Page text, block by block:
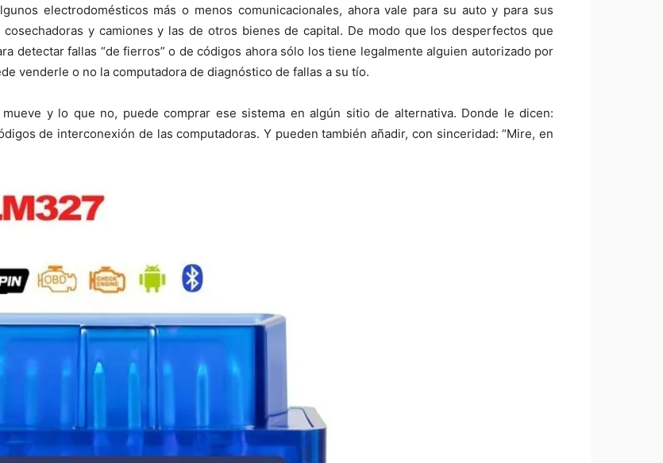
electrodomésticos más o menos comunicacionales, ahora vale para su auto y para sus
y camiones y las de otros bienes de capital. De modo que los desperfectos que
detectar fallas “de fierros” o de códigos ahora sólo los tiene legalmente alguien autorizado por
venderle o no la computadora de diagnóstico de fallas a su tío.
y lo que no, puede comprar ese sistema en algún sitio de alternativa. Donde le dicen:
de interconexión de las computadoras. Y pueden también añadir, con sinceridad: “Mire, en